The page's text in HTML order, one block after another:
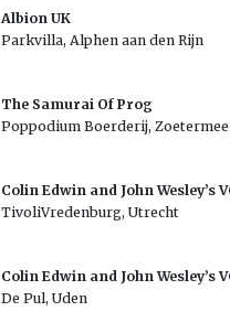
Albion UK
Parkvilla, Alphen aan den Rijn
The Samurai Of Prog
Poppodium Boerderij,
Colin Edwin and John Wesley’s
TivoliVredenburg, Utrecht
Colin Edwin and John Wesley’s
De Pul, Uden